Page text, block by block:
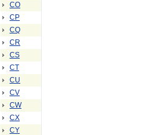
CO
CP
CQ
CR
CS
CT
CU
CV
CW
CX
CY